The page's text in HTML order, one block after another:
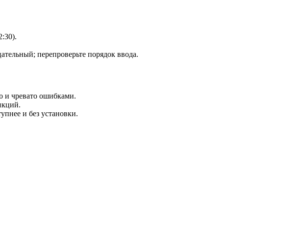
перепроверьте порядок ввода.
и чревато ошибками.
и без установки.